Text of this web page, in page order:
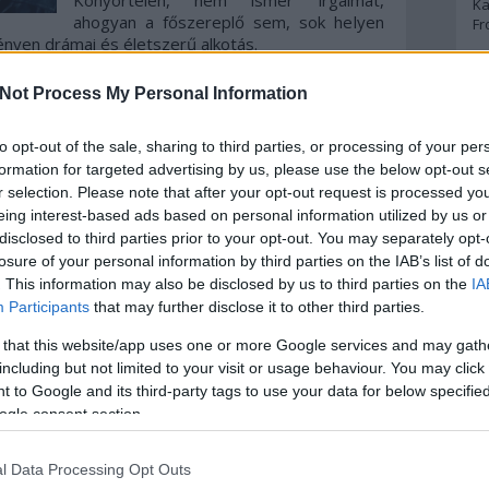
Process My Personal Information
opt-out of the sale, sharing to third parties, or processing of your
for targeted advertising by us, please use the below opt-out
selection. Please note that after your opt-out request is processed
interest-based ads based on personal information utilized by us
to third parties prior to your opt-out. You may separately
of your personal information by third parties on the IAB’s list of
This information may also be disclosed by us to third parties on the
Participants that may further disclose it to other third parties.
that this website/app uses one or more Google services and may
but not limited to your visit or usage behaviour. You may
to Google and its third-party tags to use your data for below
consent section.
Data Processing Opt Outs
ahogyan a főszereplő sem, sok helyen
drámai és életszerű alkotás.
társírójaként is segédkezett a filmnél
nyújtja, az első pillanattól megragadja a nézőt
képes rendet tenni bárhol és bármikor, és
ha arról van szó. És eközben ott van az öccse,
értelmileg sérül, gyenge karakter. Védelemre
Az ő szerepében Toby Kebell remekel,
jó munkát végzett a készítők csapata, hiszen
főként folk, country illetve indie rock stílusú
Meadows nem nyújtotta túl hosszúra a
lehetett – és ennek köszönhetően
nem tudunk meg túl sokat a többi szereplőről.
talán megérdemelte volna, hogy több
említeni, hogy bár a kamerakezelés sokszor jól
kiteljesedésében, ugyan akkor több esetben
emlékeztetően ügyetlen.
jól összerakott bosszúfilm, kiváló alakításokkal,